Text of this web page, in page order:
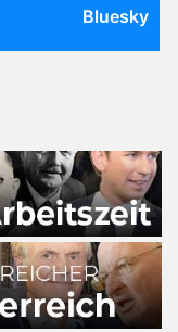
Bluesky